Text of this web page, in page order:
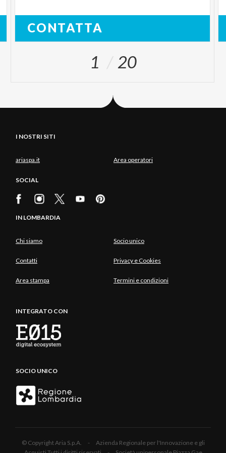
CONTATTA
1 20
I NOSTRI SITI
ariaspa.it Area operatori
SOCIAL
IN LOMBARDIA
Chi siamo Socio unico
Contatti Privacy e Cookies
Area stampa Termini e condizioni
INTEGRATO CON
SOCIO UNICO
© Copyright Aria S.p.A. - Azienda Regionale per l'Innovazione e gli